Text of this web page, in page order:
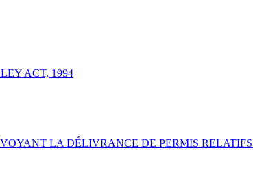
ACT, 1994
LA DÉLIVRANCE DE PERMIS